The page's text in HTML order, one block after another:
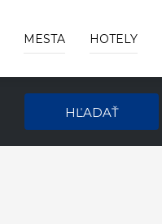
MESTA HOTELY
HĽADAŤ